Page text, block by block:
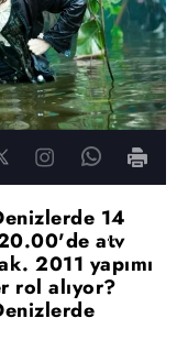
14
atv
2011 yapımı
rol alıyor?